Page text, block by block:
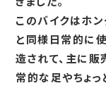
このバイクはホ
と同様日常的に
造されて、主に
常的な足やちょ